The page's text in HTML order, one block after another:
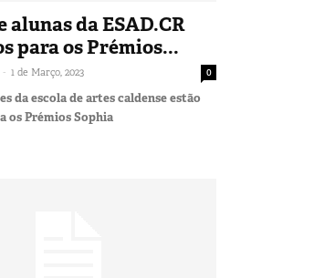
alunas da ESAD.CR
para os Prémios...
- 1 de Março, 2023 0
da escola de artes caldense estão
os Prémios Sophia